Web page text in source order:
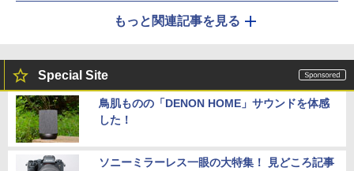
もっと関連記事を見る
Special Site
鳥肌ものの「DENON HOME」サウンドを体感
した！
ソニーミラーレス一眼の大特集！ 見どころ記事